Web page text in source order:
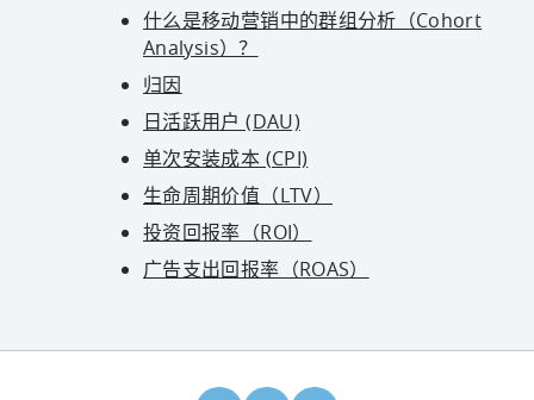
什么是移动营销中的群组分析（Cohort
Analysis）？
归因
日活跃用户 (DAU)
单次安装成本 (CPI)
生命周期价值（LTV）
投资回报率（ROI）
广告支出回报率（ROAS）